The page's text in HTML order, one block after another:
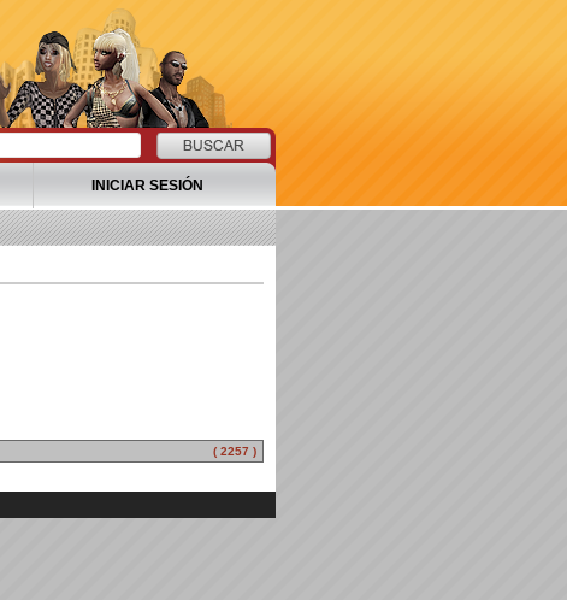
INICIAR SESIÓN
( 2257 )